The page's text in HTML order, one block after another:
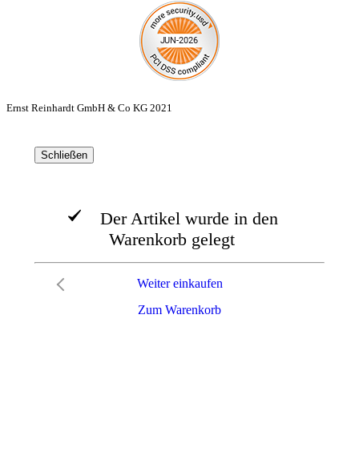
Ernst Reinhardt GmbH & Co KG 2021
Schließen
Der Artikel wurde in den
Warenkorb gelegt
Zum Warenkorb
Weiter einkaufen